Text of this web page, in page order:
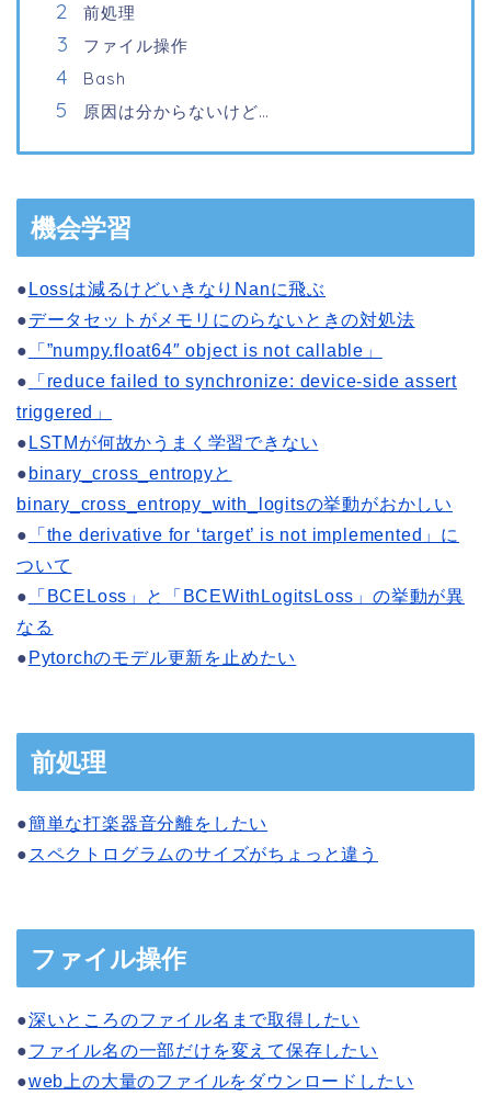
前処理
ファイル操作
Bash
原因は分からないけど…
機会学習
● Lossは減るけどいきなりNanに飛ぶ
●データセットがメモリにのらないときの対処法
●
「”numpy.float64″ object is not callable」
●
「reduce failed to synchronize: device-side assert
triggered」
● LSTMが何故かうまく学習できない
● binary_cross_entropyと
binary_cross_entropy_with_logitsの挙動がおかしい
●
「the derivative for ‘target’ is not implemented」に
ついて
●
「BCELoss」と「BCEWithLogitsLoss」の挙動が異
なる
● Pytorchのモデル更新を止めたい
前処理
●簡単な打楽器音分離をしたい
● スペクトログラムのサイズがちょっと違う
ファイル操作
●深いところのファイル名まで取得したい
●ファイル名の一部だけを変えて保存したい
●web上の大量のファイルをダウンロードしたい